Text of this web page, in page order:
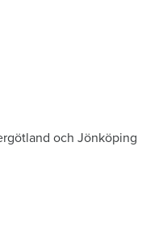
och Jönköping